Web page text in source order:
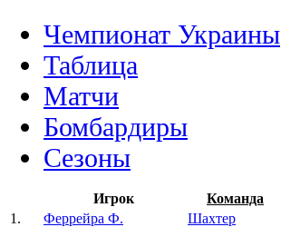
Чемпионат Украины
Таблица
Матчи
Бомбардиры
Сезоны
Игрок Команда
1.
Феррейра Ф. Шахтер